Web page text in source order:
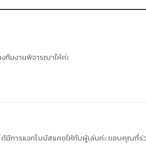
ทีมงานพิจารณาให้ค่ะ
ด้มีการแจกโบนัสแคชให้กับผู้เล่นค่ะ ขอบคุณที่ร่